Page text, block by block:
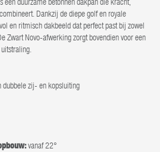
Dankzij de diepe golf en royale
en ritmisch dakbeeld dat perfect past bij zowel
Zwart Novo-afwerking zorgt bovendien voor een
dubbele zij- en kopsluiting
vanaf 22°